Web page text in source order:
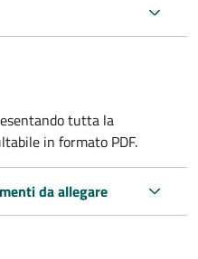
tutta la
in formato PDF.
da allegare